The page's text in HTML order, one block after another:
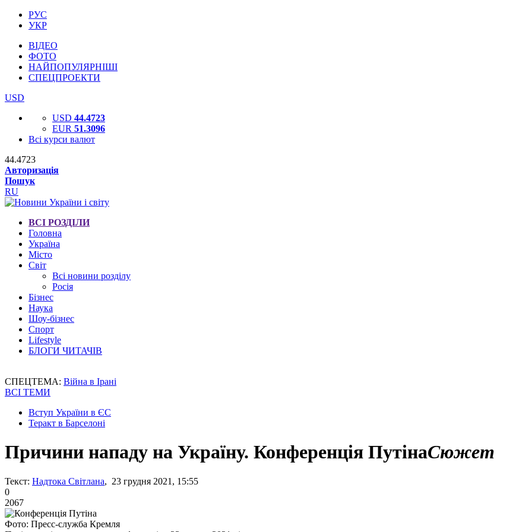
РУС
УКР
ВІДЕО
ФОТО
НАЙПОПУЛЯРНІШІ
СПЕЦПРОЕКТИ
USD
USD 44.4723
EUR 51.3096
Всі курси валют
44.4723
Авторизація
Пошук
RU
ВСІ РОЗДІЛИ
Головна
Україна
Місто
Світ
Всі новини розділу
Росія
Бізнес
Наука
Шоу-бізнес
Спорт
Lifestyle
БЛОГИ ЧИТАЧІВ
СПЕЦТЕМА: Війна в Ірані
ВСІ ТЕМИ
Вступ України в ЄС
Теракт в Барселоні
Причини нападу на Україну. Конференція ПутінаСюжет
Текст: Надтока Світлана, 23 грудня 2021, 15:55
0
2067
Фото: Пресс-служба Кремля